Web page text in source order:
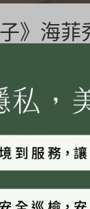
》海
皮秒體驗心得分